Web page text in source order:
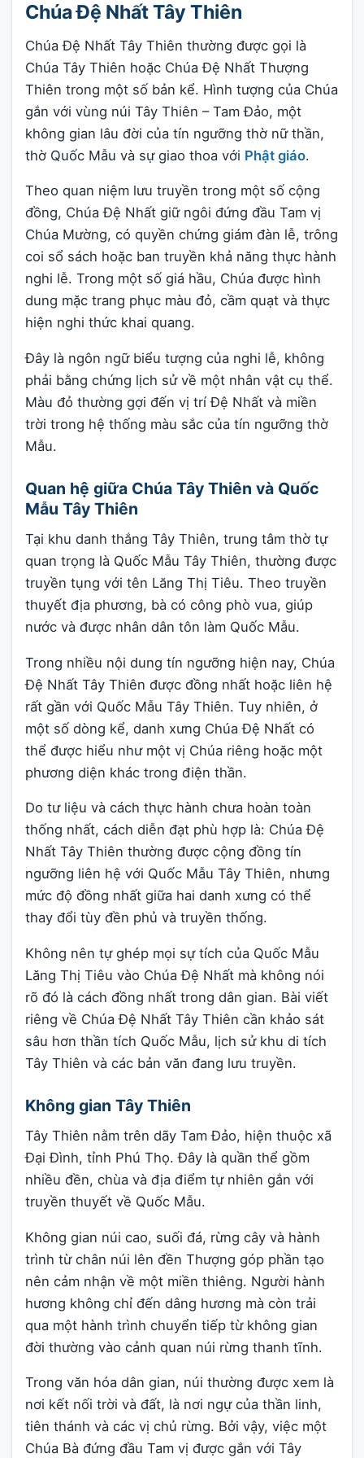
Chúa Đệ Nhất Tây Thiên
Chúa Đệ Nhất Tây Thiên thường được gọi là
Chúa Tây Thiên hoặc Chúa Đệ Nhất Thượng
Thiên trong một số bản kể. Hình tượng của Chúa
gắn với vùng núi Tây Thiên – Tam Đảo, một
không gian lâu đời của tín ngưỡng thờ nữ thần,
thờ Quốc Mẫu và sự giao thoa với Phật giáo.
Theo quan niệm lưu truyền trong một số cộng
đồng, Chúa Đệ Nhất giữ ngôi đứng đầu Tam vị
Chúa Mường, có quyền chứng giám đàn lễ, trông
coi sổ sách hoặc ban truyền khả năng thực hành
nghi lễ. Trong một số giá hầu, Chúa được hình
dung mặc trang phục màu đỏ, cầm quạt và thực
hiện nghi thức khai quang.
Đây là ngôn ngữ biểu tượng của nghi lễ, không
phải bằng chứng lịch sử về một nhân vật cụ thể.
Màu đỏ thường gợi đến vị trí Đệ Nhất và miền
trời trong hệ thống màu sắc của tín ngưỡng thờ
Mẫu.
Quan hệ giữa Chúa Tây Thiên và Quốc
Mẫu Tây Thiên
Tại khu danh thắng Tây Thiên, trung tâm thờ tự
quan trọng là Quốc Mẫu Tây Thiên, thường được
truyền tụng với tên Lăng Thị Tiêu. Theo truyền
thuyết địa phương, bà có công phò vua, giúp
nước và được nhân dân tôn làm Quốc Mẫu.
Trong nhiều nội dung tín ngưỡng hiện nay, Chúa
Đệ Nhất Tây Thiên được đồng nhất hoặc liên hệ
rất gần với Quốc Mẫu Tây Thiên. Tuy nhiên, ở
một số dòng kể, danh xưng Chúa Đệ Nhất có
thể được hiểu như một vị Chúa riêng hoặc một
phương diện khác trong điện thần.
Do tư liệu và cách thực hành chưa hoàn toàn
thống nhất, cách diễn đạt phù hợp là: Chúa Đệ
Nhất Tây Thiên thường được cộng đồng tín
ngưỡng liên hệ với Quốc Mẫu Tây Thiên, nhưng
mức độ đồng nhất giữa hai danh xưng có thể
thay đổi tùy đền phủ và truyền thống.
Không nên tự ghép mọi sự tích của Quốc Mẫu
Lăng Thị Tiêu vào Chúa Đệ Nhất mà không nói
rõ đó là cách đồng nhất trong dân gian. Bài viết
riêng về Chúa Đệ Nhất Tây Thiên cần khảo sát
sâu hơn thần tích Quốc Mẫu, lịch sử khu di tích
Tây Thiên và các bản văn đang lưu truyền.
Không gian Tây Thiên
Tây Thiên nằm trên dãy Tam Đảo, hiện thuộc xã
Đại Đình, tỉnh Phú Thọ. Đây là quần thể gồm
nhiều đền, chùa và địa điểm tự nhiên gắn với
truyền thuyết về Quốc Mẫu.
Không gian núi cao, suối đá, rừng cây và hành
trình từ chân núi lên đền Thượng góp phần tạo
nên cảm nhận về một miền thiêng. Người hành
hương không chỉ đến dâng hương mà còn trải
qua một hành trình chuyển tiếp từ không gian
đời thường vào cảnh quan núi rừng thanh tĩnh.
Trong văn hóa dân gian, núi thường được xem là
nơi kết nối trời và đất, là nơi ngự của thần linh,
tiên thánh và các vị chủ rừng. Bởi vậy, việc một
Chúa Bà đứng đầu Tam vị được gắn với Tây